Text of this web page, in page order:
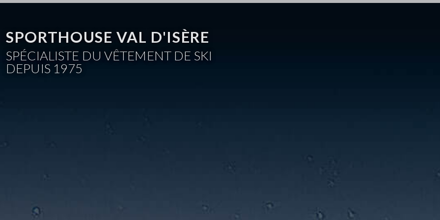
SPORTHOUSE VAL D'ISÈRE
SPÉCIALISTE DU VÊTEMENT DE SKI
DEPUIS 1975